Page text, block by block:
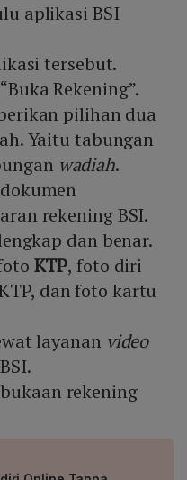
aplikasi BSI
tersebut.
Rekening”.
pilihan dua
Yaitu tabungan
wadiah.
rekening BSI.
dan benar.
KTP, foto diri
dan foto kartu
layanan video
rekening